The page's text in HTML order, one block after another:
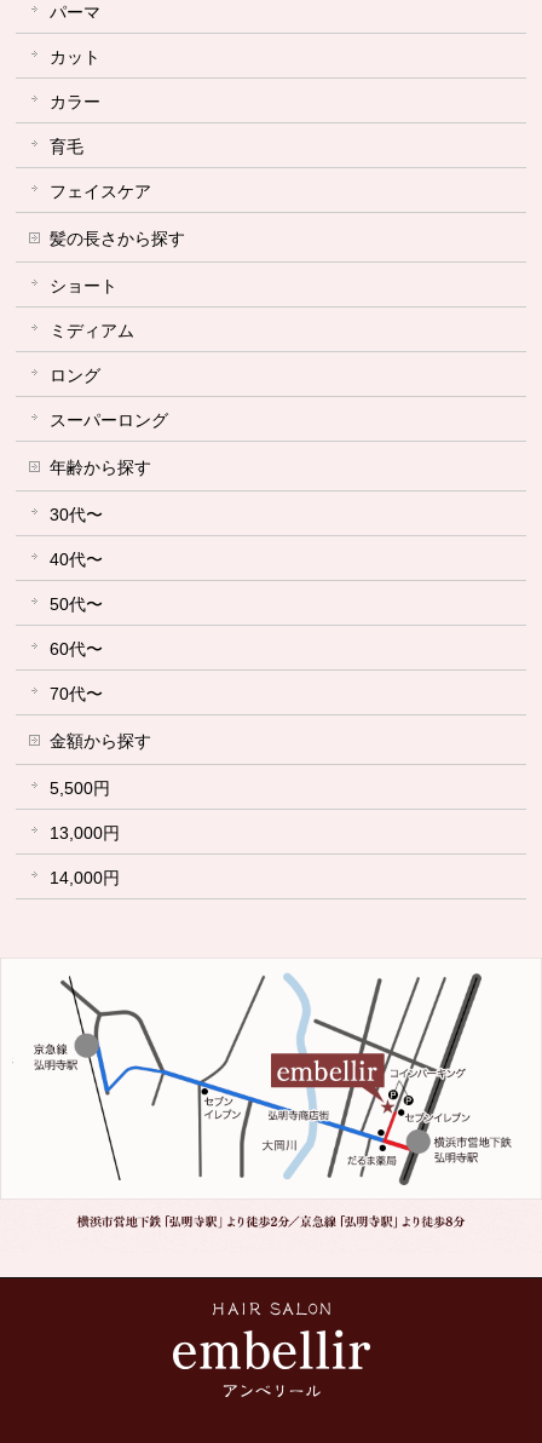
パーマ
カット
カラー
育毛
フェイスケア
髪の長さから探す
ショート
ミディアム
ロング
スーパーロング
年齢から探す
30代〜
40代〜
50代〜
60代〜
70代〜
金額から探す
5,500円
13,000円
14,000円